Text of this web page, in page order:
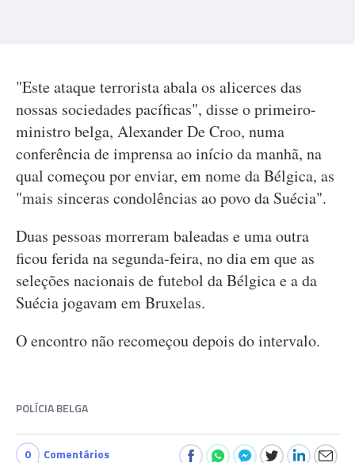
"Este ataque terrorista abala os alicerces das
nossas sociedades pacíficas", disse o primeiro-
ministro belga, Alexander De Croo, numa
conferência de imprensa ao início da manhã, na
qual começou por enviar, em nome da Bélgica, as
"mais sinceras condolências ao povo da Suécia".
Duas pessoas morreram baleadas e uma outra
ficou ferida na segunda-feira, no dia em que as
seleções nacionais de futebol da Bélgica e a da
Suécia jogavam em Bruxelas.
O encontro não recomeçou depois do intervalo.
POLÍCIA BELGA
0 Comentários